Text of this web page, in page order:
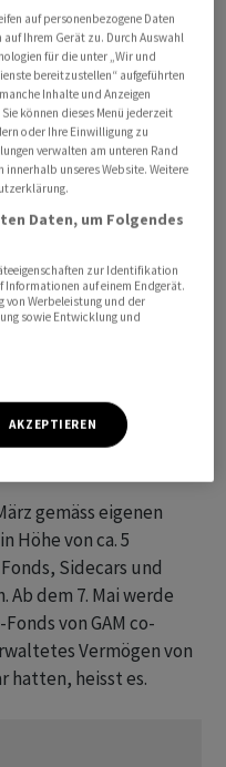
und
zuständig sein,
für die Aufsicht über
und den globalen
leiten werde,
Rückversicherers vom
würden zudem auch
ernannt, um den
die
seine Kundinnen
es in einer separaten
gemäss eigenen
Höhe von ca. 5
Sidecars und
dem 7. Mai werde
von GAM co-
Vermögen von
hatten, heisst es.
auf personenbezogene Daten
Ihrem Gerät zu. Durch Auswahl
für die unter „Wir und
bereitzustellen“ aufgeführten
Inhalte und Anzeigen
können dieses Menü jederzeit
oder Ihre Einwilligung zu
verwalten am unteren Rand
innerhalb unseres Website. Weitere
Daten, um Folgendes
zur Identifikation
auf einem Endgerät.
von Werbeleistung und der
sowie Entwicklung und
AKZEPTIEREN